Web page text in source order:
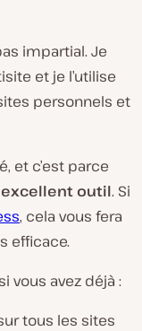
impartial. Je
et je l’utilise
personnels et
et c’est parce
excellent outil. Si
, cela vous fera
efficace.
vous avez déjà :
tous les sites